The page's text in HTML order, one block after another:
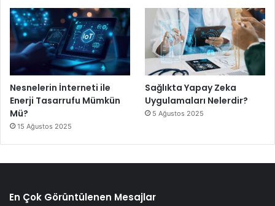
Nesnelerin İnterneti ile
Enerji Tasarrufu Mümkün
Mü?
15 Ağustos 2025
Sağlıkta Yapay Zeka
Uygulamaları Nelerdir?
5 Ağustos 2025
En Çok Görüntülenen Mesajlar